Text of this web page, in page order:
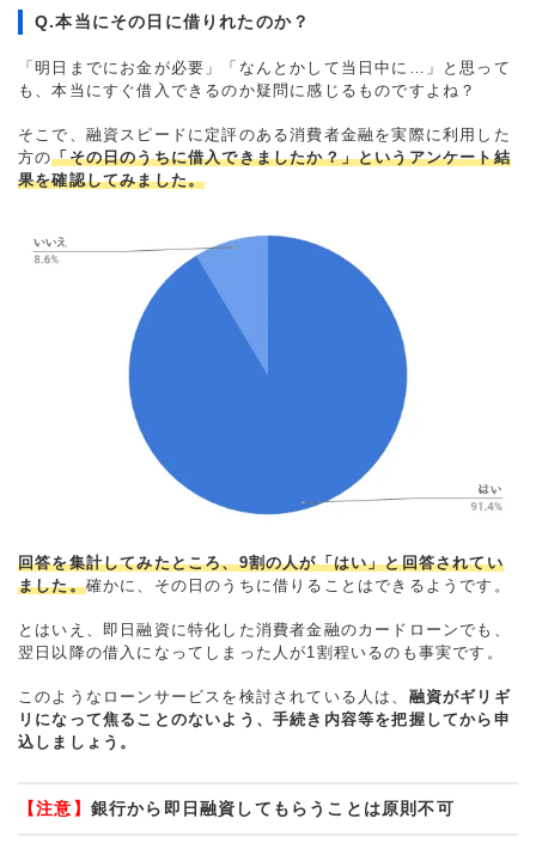
Q.本当にその日に借りれたのか？
「明日までにお金が必要」「なんとかして当日中に…」と思って
も、本当にすぐ借入できるのか疑問に感じるものですよね？
そこで、融資スピードに定評のある消費者金融を実際に利用した
方の「その日のうちに借入できましたか？」というアンケート結
果を確認してみました。
回答を集計してみたところ、9割の人が「はい」と回答されてい
ました。確かに、その日のうちに借りることはできるようです。
とはいえ、即日融資に特化した消費者金融のカードローンでも、
翌日以降の借入になってしまった人が1割程いるのも事実です。
このようなローンサービスを検討されている人は、 融資がギリギ
リになって焦ることのないよう、手続き内容等を把握してから申
込しましょう。
【注意】 銀行から即日融資してもらうことは原則不可